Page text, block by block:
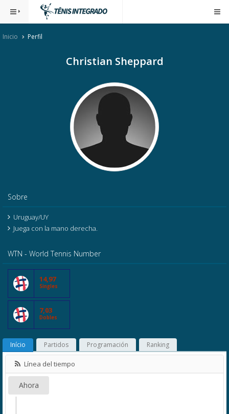
Inicio Perfil
Christian Sheppard
Sobre
Uruguay/UY
Juega con la mano derecha.
WTN - World Tennis Number
14,97
Singles
7,03
Dobles
Início Partidos Programación Ranking
Línea del tiempo
Ahora